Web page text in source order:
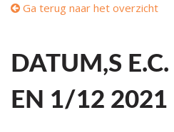
Ga terug naar het overzicht
DATUM,S
EN 1/12 2021